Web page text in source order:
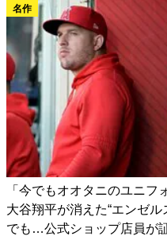
名作
「今でもオオタニのユニフ
大谷翔平が消えた“エンゼ
でも…公式ショップ店員が